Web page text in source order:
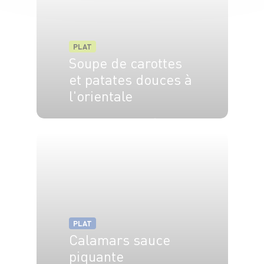
PLAT
Soupe de carottes
et patates douces à
l'orientale
PLAT
Calamars sauce
piquante